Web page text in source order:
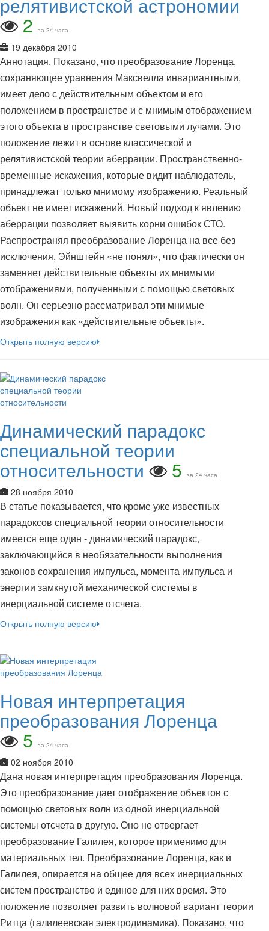
2 за 24 часа
19 декабря 2010
Аннотация. Показано, что преобразование Лоренца,
сохраняющее уравнения Максвелла инвариантными,
имеет дело с действительным объектом и его
положением в пространстве и с мнимым отображением
этого объекта в пространстве световыми лучами. Это
положение лежит в основе классической и
релятивистской теории аберрации. Пространственно-
временные искажения, которые видит наблюдатель,
принадлежат только мнимому изображению. Реальный
объект не имеет искажений. Новый подход к явлению
аберрации позволяет выявить корни ошибок СТО.
Распространяя преобразование Лоренца на все без
исключения, Эйнштейн «не понял», что фактически он
заменяет действительные объекты их мнимыми
отображениями, полученными с помощью световых
волн. Он серьезно рассматривал эти мнимые
изображения как «действительные объекты».
Открыть полную версию
Динамический парадокс
специальной теории
относительности 5 за 24 часа
28 ноября 2010
В статье показывается, что кроме уже известных
парадоксов специальной теории относительности
имеется еще один - динамический парадокс,
заключающийся в необязательности выполнения
законов сохранения импульса, момента импульса и
энергии замкнутой механической системы в
инерциальной системе отсчета.
Открыть полную версию
Новая интерпретация
преобразования Лоренца
5 за 24 часа
02 ноября 2010
Дана новая интерпретация преобразования Лоренца.
Это преобразование дает отображение объектов с
помощью световых волн из одной инерциальной
системы отсчета в другую. Оно не отвергает
преобразование Галилея, которое применимо для
материальных тел. Преобразование Лоренца, как и
Галилея, опирается на общее для всех инерциальных
систем пространство и единое для них время. Это
положение позволяет развить волновой вариант теории
Ритца (галилеевская электродинамика). Показано, что